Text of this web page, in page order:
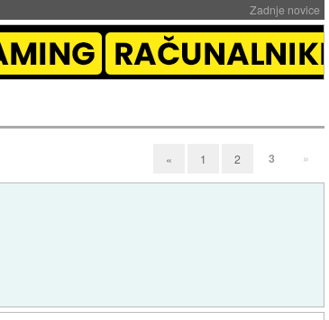
Zadnje novice
« 1 2 3 »